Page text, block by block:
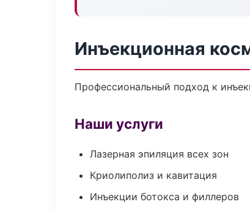
Инъекционная
Профессиональный подход к
Наши услуги
Лазерная эпиляция всех зон
Криолиполиз и кавитация
Инъекции ботокса и филлеров